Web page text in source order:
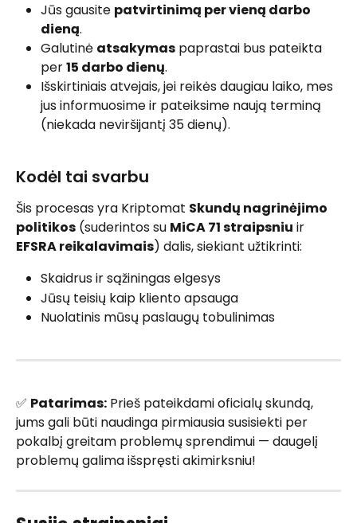
Jūs gausite patvirtinimą per vieną darbo
dieną.
Galutinė atsakymas paprastai bus pateikta
per 15 darbo dienų.
Išskirtiniais atvejais, jei reikės daugiau laiko, mes
jus informuosime ir pateiksime naują terminą
(niekada neviršijantį 35 dienų).
Kodėl tai svarbu
Šis procesas yra Kriptomat Skundų nagrinėjimo
politikos (suderintos su MiCA 71 straipsniu ir
EFSRA reikalavimais) dalis, siekiant užtikrinti:
Skaidrus ir sąžiningas elgesys
Jūsų teisių kaip kliento apsauga
Nuolatinis mūsų paslaugų tobulinimas
✅ Patarimas: Prieš pateikdami oficialų skundą,
jums gali būti naudinga pirmiausia susisiekti per
pokalbį greitam problemų sprendimui — daugelį
problemų galima išspręsti akimirksniu!